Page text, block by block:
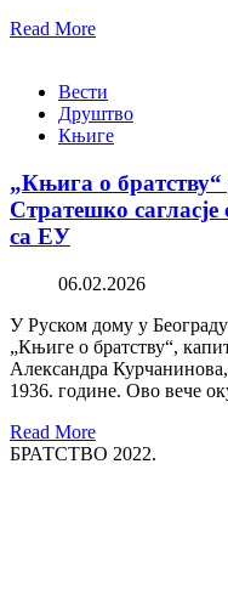
Read More
Вести
Друштво
Књиге
„Књига о
Стратешко
са ЕУ
06.02.2026
У Руском дому у
„Књиге о братству“,
Александра
1936. године. Ово вече
Read More
БРАТСТВО 2022.